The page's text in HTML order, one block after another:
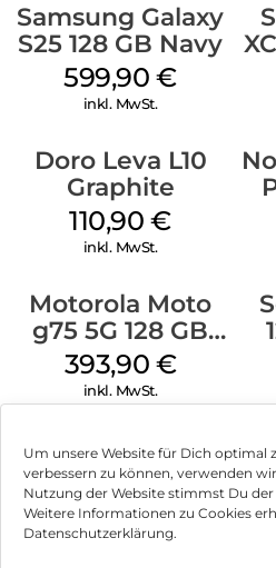
Um unsere Website für Dich optimal
verbessern zu können, verwenden
Nutzung der Website stimmst Du
Weitere Informationen zu Cookies
Datenschutzerklärung.
Samsung Galaxy
S25 128 GB Navy
599,90€
inkl. MwSt.
Doro Leva L10
Graphite
110,90€
inkl. MwSt.
Motorola Moto
g75 5G 128 GB
Charcoal Gray
393,90 €
inkl. MwSt.
Impressum